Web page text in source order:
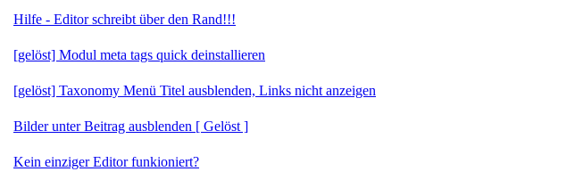
Hilfe - Editor schreibt über den Rand!!!
[gelöst] Modul meta tags quick deinstallieren
[gelöst] Taxonomy Menü Titel ausblenden, Links nicht anzeigen
Bilder unter Beitrag ausblenden [ Gelöst ]
Kein einziger Editor funkioniert?